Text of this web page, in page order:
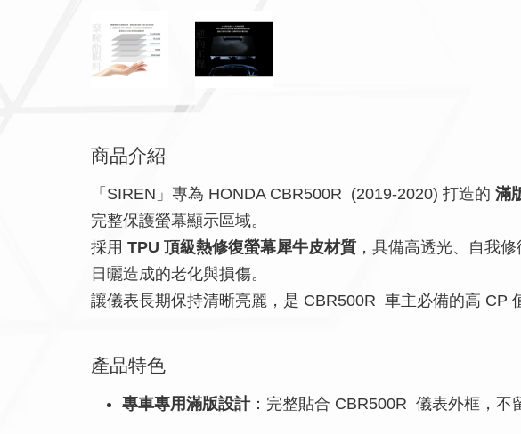
商品介紹
「SIREN」專為 HONDA CBR500R (2019-2020) 打造的 滿
完整保護螢幕顯示區域。
採用 TPU 頂級熱修復螢幕犀牛皮材質 ，具備高透光、自我
日曬造成的老化與損傷。
讓儀表長期保持清晰亮麗，是 CBR500R 車主必備的高 CP
產品特色
專車專用滿版設計：完整貼合 CBR500R 儀表外框，不